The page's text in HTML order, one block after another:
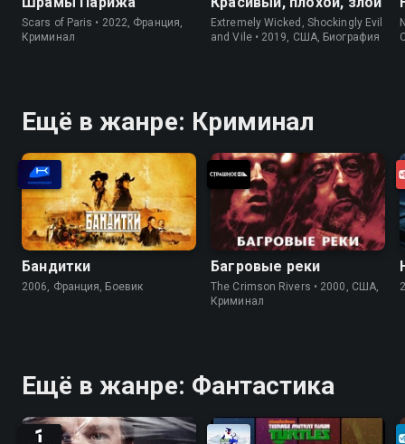
Scars of Paris • 2022, Франция,
Криминал
Extremely Wicked, Shockingly Evil
and Vile • 2019, США, Биография
Ещё в жанре: Криминал
Бандитки
2006, Франция, Боевик
Багровые реки
The Crimson Rivers • 2000, США,
Криминал
Ещё в жанре: Фантастика